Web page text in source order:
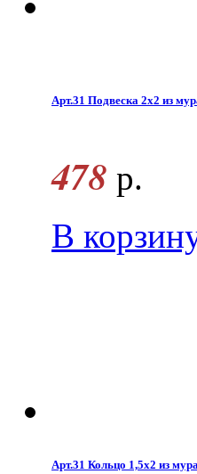
Арт.31 Подвеска 2х2 из
478 р.
В
Арт.31 Кольцо 1,5х2 из